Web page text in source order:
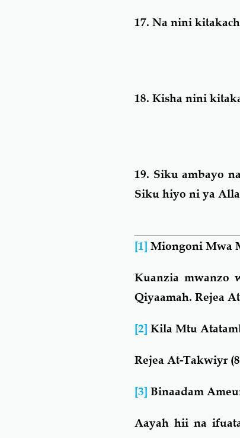
17.Na nini
18.Kisha nini
19. Siku ambayo
Siku hiyo ni ya
[1] Miongoni Mwa
Kuanzia mwanzo
Qiyaamah. Rejea
[2] Kila Mtu
Rejea At-Takwiyr
[3] Binaadam
Aayah hii na